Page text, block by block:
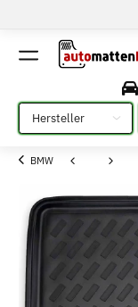
Bitte auswählen
BMW